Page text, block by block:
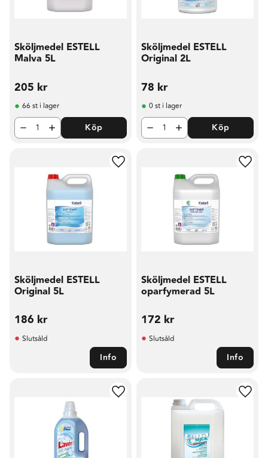
Sköljmedel ESTELL
Malva 5L
205 kr
66 st i lager
Köp
Sköljmedel ESTELL
Original 2L
78 kr
0 st i lager
Köp
Sköljmedel ESTELL
Original 5L
186 kr
Lägg till i favoriter
Slutsåld
Info
Sköljmedel ESTELL
oparfymerad 5L
172 kr
Slutsåld
Info
Lägg till i favoriter